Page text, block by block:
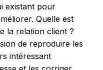
existant pour
Quelle est
la relation client ?
de reproduire les
intéressant